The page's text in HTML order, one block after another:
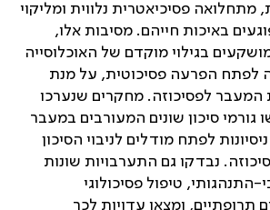
פסיכיאטרית נלווית ומליקוי
באיכות חייהם. מסיבות אלו,
בגילוי מוקדם של האוכלוסייה
לפתח הפרעה פסיכוטית, על מנת
המעבר לפסיכוזה. מחקרים שנערכו
גורמי סיכון שונים המעורבים במעבר
לפתח מודלים לניבוי הסיכון
נבדקו גם התערבויות שונות
התנהגותי, טיפול פסיכולוגי
תרופתיים, ומצאו עדויות לכך